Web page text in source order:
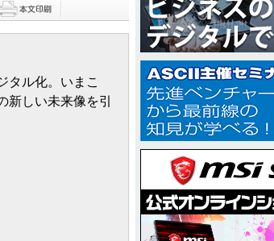
タル化。いまこ
しい未来像を引